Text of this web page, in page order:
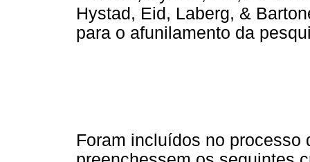
Hystad, Eid, Laberg, &
para o afunilamento da
Foram incluídos no